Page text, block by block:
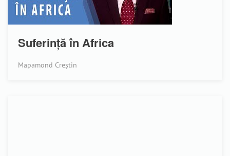
Suferință în Africa
Mapamond Creștin